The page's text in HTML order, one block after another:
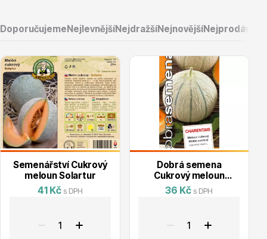
Cibuloviny
DoporučujemeNejlevnějšíNejdražšíNejnovější
Semenářství Cukrový
meloun Solartur
41 Kč s DPH
Dobrá semena
Cukrový meloun
Charentais
36 Kč s DPH